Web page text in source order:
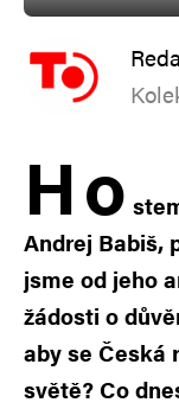
Ho
Andrej Babiš,
jsme od jeho
žádosti o
aby se Česká
světě? Co